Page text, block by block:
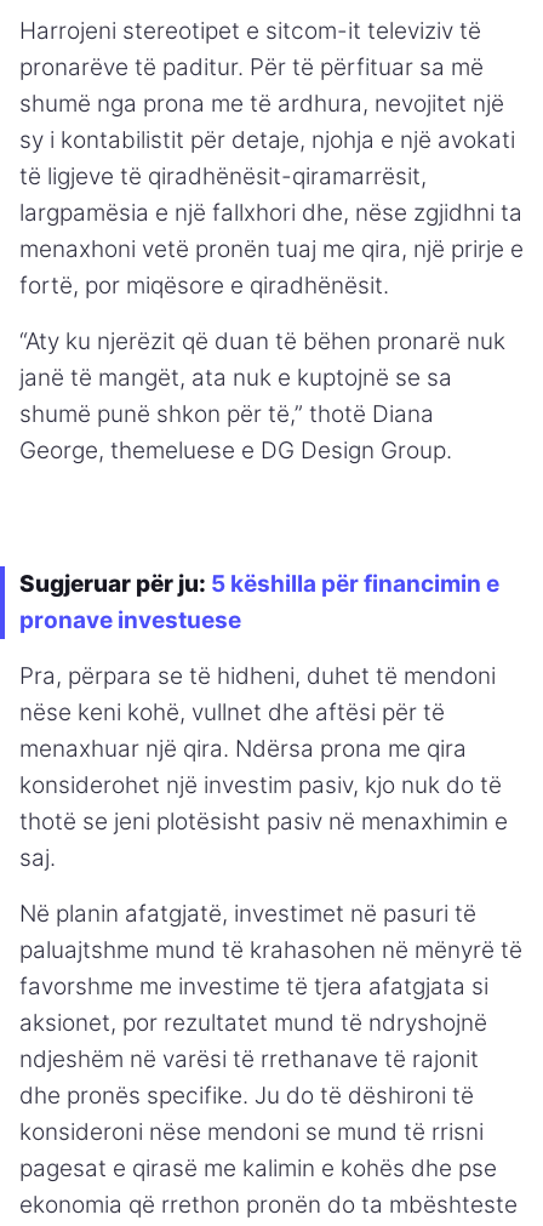
Harrojeni stereotipet e sitcom-it televiziv të
pronarëve të paditur. Për të përfituar sa më
shumë nga prona me të ardhura, nevojitet një
sy i kontabilistit për detaje, njohja e një avokati
të ligjeve të qiradhënësit-qiramarrësit,
largpamësia e një fallxhori dhe, nëse zgjidhni ta
menaxhoni vetë pronën tuaj me qira, një prirje e
fortë, por miqësore e qiradhënësit.
“Aty ku njerëzit që duan të bëhen pronarë nuk
janë të mangët, ata nuk e kuptojnë se sa
shumë punë shkon për të,” thotë Diana
George, themeluese e DG Design Group.
Sugjeruar për ju: 5 këshilla për financimin e
pronave investuese
Pra, përpara se të hidheni, duhet të mendoni
nëse keni kohë, vullnet dhe aftësi për të
menaxhuar një qira. Ndërsa prona me qira
konsiderohet një investim pasiv, kjo nuk do të
thotë se jeni plotësisht pasiv në menaxhimin e
saj.
Në planin afatgjatë, investimet në pasuri të
paluajtshme mund të krahasohen në mënyrë të
favorshme me investime të tjera afatgjata si
aksionet, por rezultatet mund të ndryshojnë
ndjeshëm në varësi të rrethanave të rajonit
dhe pronës specifike. Ju do të dëshironi të
konsideroni nëse mendoni se mund të rrisni
pagesat e qirasë me kalimin e kohës dhe pse
ekonomia që rrethon pronën do ta mbështeste